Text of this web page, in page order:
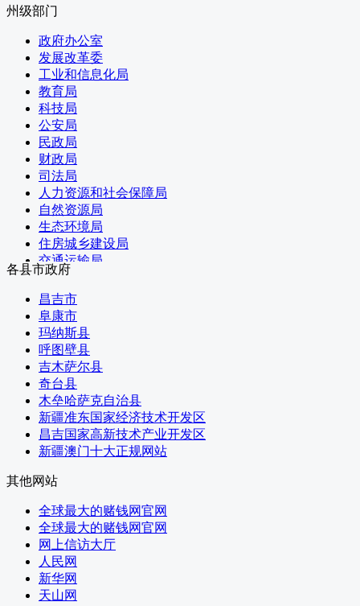
国务院港澳事务办公室
国务院侨务办公室
国务院台湾事务办公室
国家互联网信息办公室
国务院新闻办公室
宁夏
新疆
香港
澳门
新疆生产建设兵团
台湾
州级部门
政府办公室
发展改革委
工业和信息化局
教育局
科技局
公安局
民政局
财政局
司法局
人力资源和社会保障局
自然资源局
生态环境局
住房城乡建设局
交通运输局
水利局
农业农村局
卫生健康委
林草局
商务局
文化体育广播电视和旅游局
外办
审计局
国资委
应急管理局
市场监管局
民委
退役军人事务局
医保局
住房公积金管理中心
供销合作社
交易中心
人行澳门十大正规网赌网址分行
各县市政府
昌吉市
阜康市
玛纳斯县
呼图壁县
吉木萨尔县
奇台县
木垒哈萨克自治县
新疆准东国家经济技术开发区
昌吉国家高新技术产业开发区
新疆澳门十大正规网站
其他网站
全球最大的赌钱网官网
全球最大的赌钱网官网
网上信访大厅
人民网
新华网
天山网